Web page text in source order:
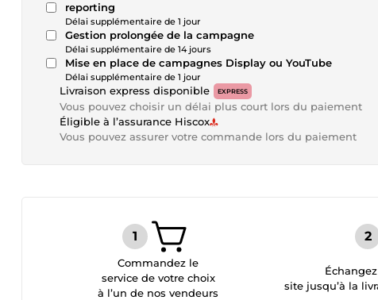
reporting
Délai supplémentaire de 1 jour
Gestion prolongée de la campagne
Délai supplémentaire de 14 jours
Mise en place de campagnes Display ou YouTube
Délai supplémentaire de 1 jour
Livraison express disponible EXPRESS
Vous pouvez choisir un délai plus court lors du paiement
Éligible à l’assurance Hiscox
Vous pouvez assurer votre commande lors du paiement
Commandez le
service de votre choix
à l’un de nos vendeurs
site jusqu’à la